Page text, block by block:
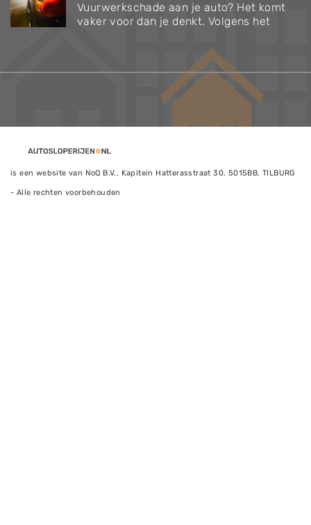
Vuurwerkschade aan je auto? Het komt
vaker voor dan je denkt. Volgens het
is een website van NoQ B.V., Kapitein Hatterasstraat 30, 5015BB, TILBURG
- Alle rechten voorbehouden